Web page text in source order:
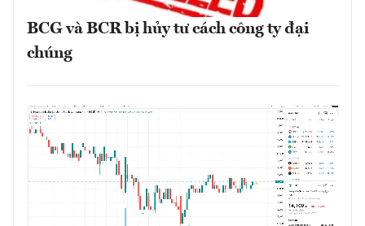
BCG và BCR bị hủy tư cách công ty đại
chúng